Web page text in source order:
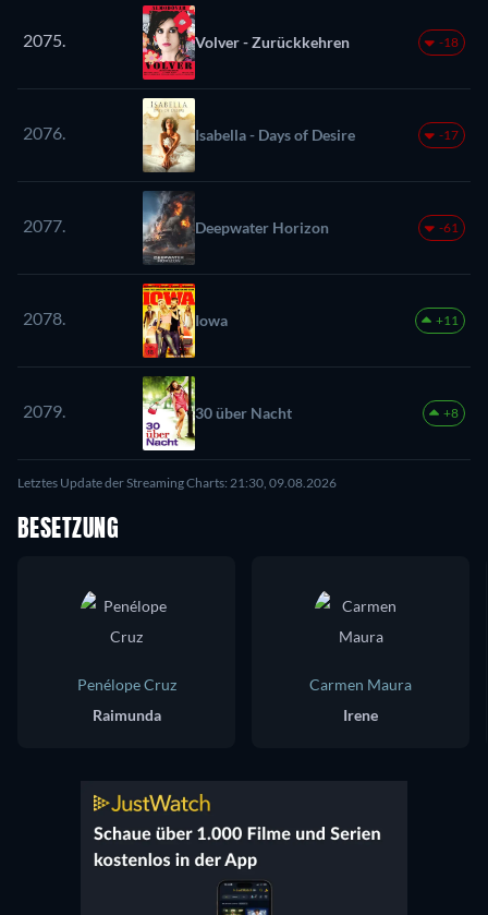
2075. Volver - Zurückkehren -18
2076. Isabella - Days of Desire -17
2077. Deepwater Horizon -61
2078. Iowa +11
2079. 30 über Nacht +8
Letztes Update der Streaming Charts: 21:30, 09.08.2026
BESETZUNG
Penélope Cruz
Raimunda
Carmen Maura
Irene